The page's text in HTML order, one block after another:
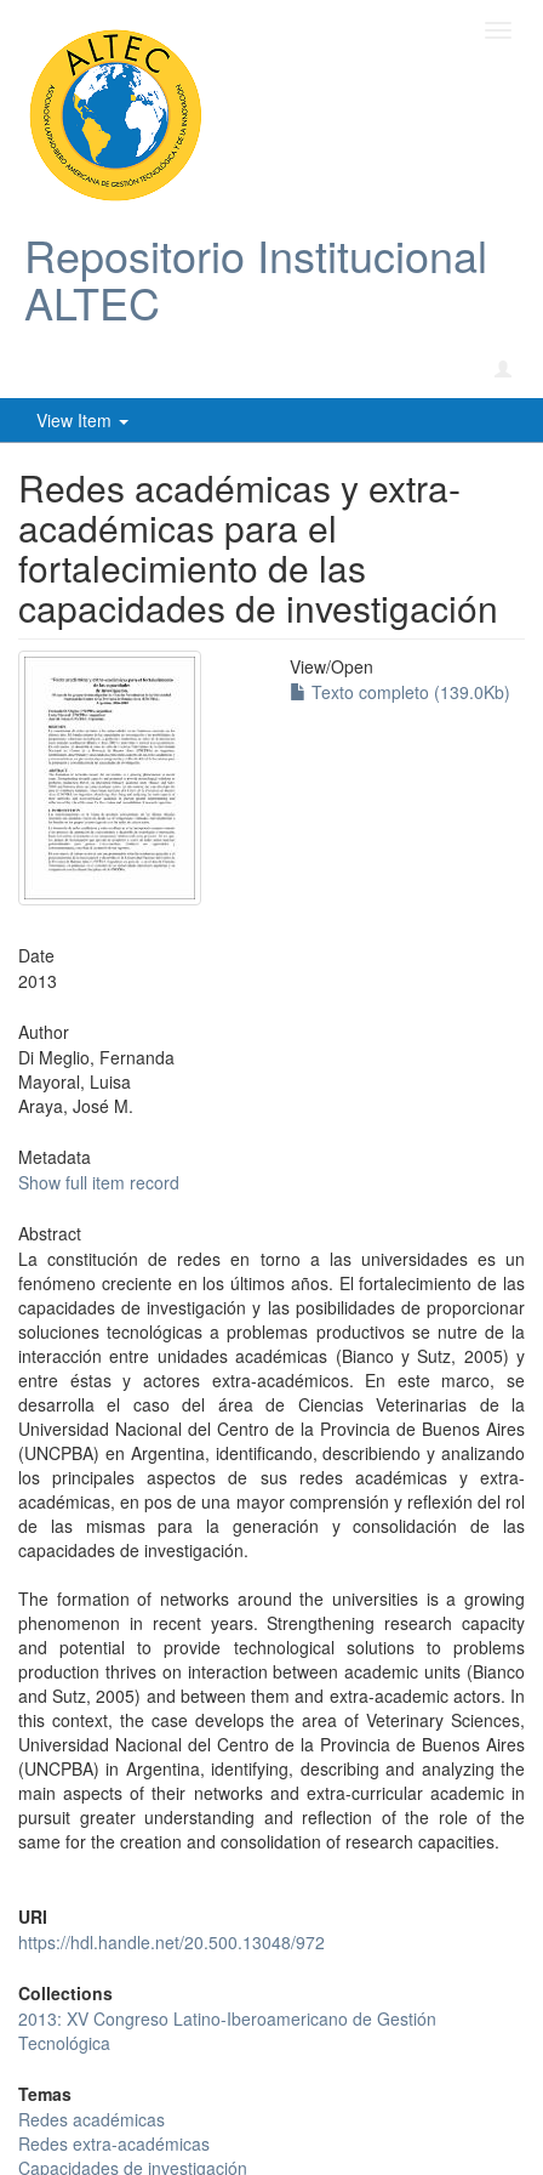
Repositorio Institucional
ALTEC
View Item
Redes académicas y extra-
académicas para el
fortalecimiento de las
capacidades de investigación
View/Open
Texto completo (139.0Kb)
Date
2013
Author
Di Meglio, Fernanda
Mayoral, Luisa
Araya, José M.
Metadata
Show full item record
Abstract
La constitución de redes en torno a las universidades es un
fenómeno creciente en los últimos años. El fortalecimiento de las
capacidades de investigación y las posibilidades de proporcionar
soluciones tecnológicas a problemas productivos se nutre de la
interacción entre unidades académicas (Bianco y Sutz, 2005) y
entre éstas y actores extra-académicos. En este marco, se
desarrolla el caso del área de Ciencias Veterinarias de la
Universidad Nacional del Centro de la Provincia de Buenos Aires
(UNCPBA) en Argentina, identificando, describiendo y analizando
los principales aspectos de sus redes académicas y extra-
académicas, en pos de una mayor comprensión y reflexión del rol
de las mismas para la generación y consolidación de las
capacidades de investigación.
The formation of networks around the universities is a growing
phenomenon in recent years. Strengthening research capacity
and potential to provide technological solutions to problems
production thrives on interaction between academic units (Bianco
and Sutz, 2005) and between them and extra-academic actors. In
this context, the case develops the area of Veterinary Sciences,
Universidad Nacional del Centro de la Provincia de Buenos Aires
(UNCPBA) in Argentina, identifying, describing and analyzing the
main aspects of their networks and extra-curricular academic in
pursuit greater understanding and reflection of the role of the
same for the creation and consolidation of research capacities.
URI
https://hdl.handle.net/20.500.13048/972
Collections
2013: XV Congreso Latino-Iberoamericano de Gestión
Tecnológica
Temas
Redes académicas
Redes extra-académicas
Capacidades de investigación